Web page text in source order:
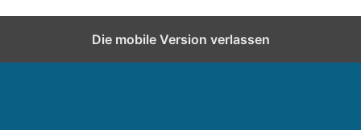
Die mobile Version verlassen